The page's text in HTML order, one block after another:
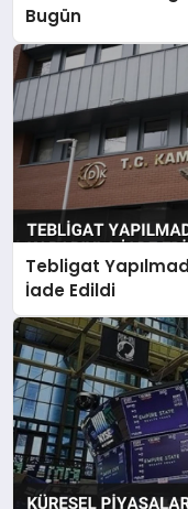
Bugün
Tebligat
İade Edildi